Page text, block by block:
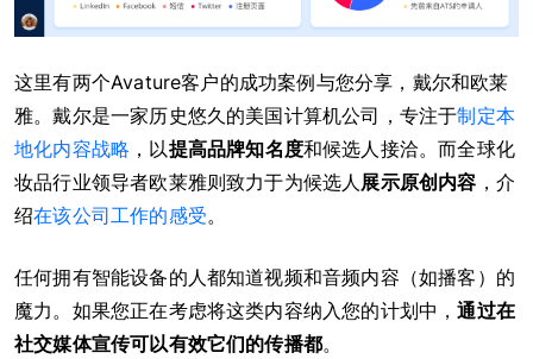
这里有两个Avature客户的成功案例与您分享，戴尔和欧莱
雅。戴尔是一家历史悠久的美国计算机公司，专注于制定本
地化内容战略 ，以提高品牌知名度和候选人接洽。而全球化
妆品行业领导者欧莱雅则致力于为候选人展示原创内容 ，介
绍在该公司工作的感受。
任何拥有智能设备的人都知道视频和音频内容（如播客）的
魔力。如果您正在考虑将这类内容纳入您的计划中，通过在
社交媒体宣传可以有效它们的传播都。